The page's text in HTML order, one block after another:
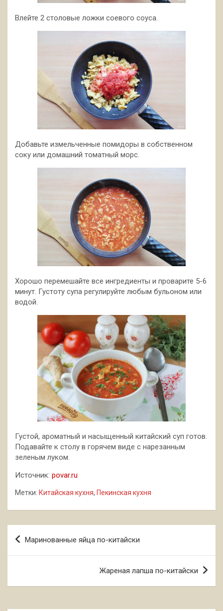
Влейте 2 столовые ложки соевого соуса.
Добавьте измельченные помидоры в собственном
соку или домашний томатный морс.
Хорошо перемешайте все ингредиенты и проварите 5-6
минут. Густоту супа регулируйте любым бульоном или
водой.
Густой, ароматный и насыщенный китайский суп готов.
Подавайте к столу в горячем виде с нарезанным
зеленым луком.
Источник: povar.ru
Метки: Китайская кухня, Пекинская кухня
Навигация
Маринованные яйца по-китайски
Жареная лапша по-китайски